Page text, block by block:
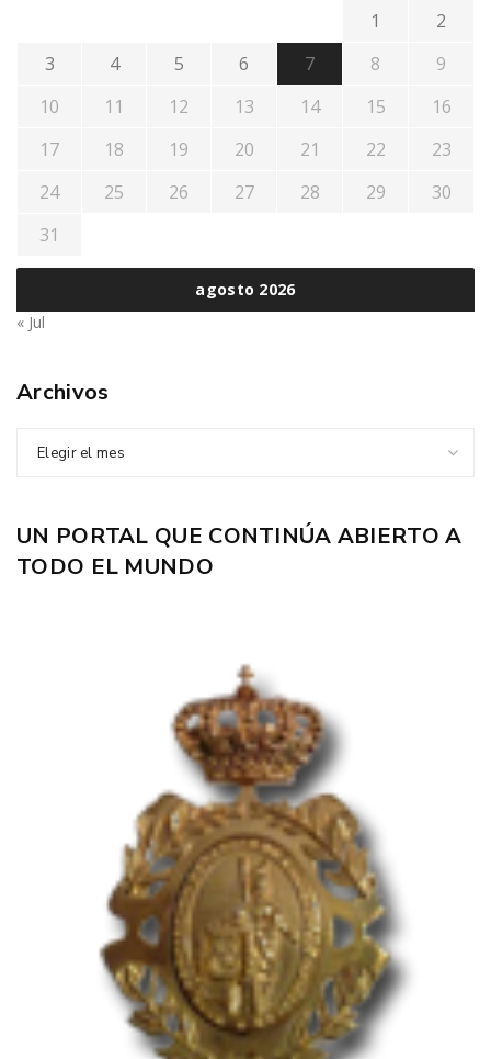
agosto 2026
1
2
3
4 5 6 7 8
9
10
11 12 13 14 15
16
17
18 19 20 21 22
23
24
25 26 27 28 29
30
31
« Jul
Archivos
Elegir el mes
UN PORTAL QUE CONTINÚA ABIERTO A
TODO EL MUNDO